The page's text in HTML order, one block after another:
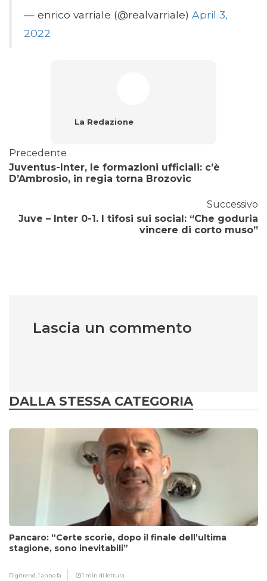
— enrico varriale (@realvarriale) April 3,
2022
La Redazione
Precedente
Juventus-Inter, le formazioni ufficiali: c’è
D’Ambrosio, in regia torna Brozovic
Successivo
Juve – Inter 0-1. I tifosi sui social: “Che goduria
vincere di corto muso”
Lascia un commento
DALLA STESSA CATEGORIA
Pancaro: “Certe scorie, dopo il finale dell’ultima
stagione, sono inevitabili”
Digitrend,1 anno fa 1 min di lettura